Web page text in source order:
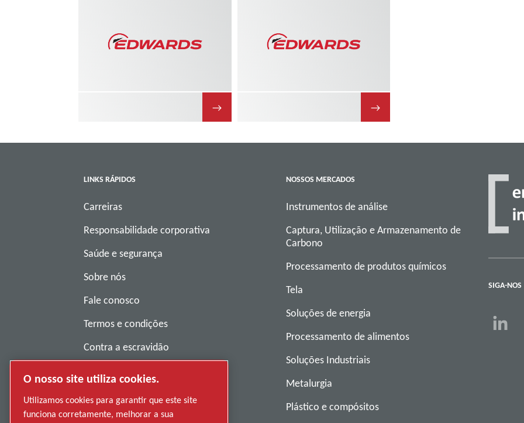
→ →
LINKS RÁPIDOS
Carreiras
Responsabilidade corporativa
Saúde e segurança
Sobre nós
Fale conosco
Termos e condições
Contra a escravidão
Denunciar má conduta
Fornecedores
NOSSOS MERCADOS
Instrumentos de análise
Captura, Utilização e Armazenamento de
Carbono
Processamento de produtos químicos
Tela
Soluções de energia
Processamento de alimentos
Soluções Industriais
Metalurgia
Plástico e compósitos
SIGA-NOS
O nosso site utiliza cookies.
Utilizamos cookies para garantir que este site
funciona corretamente, melhorar a sua